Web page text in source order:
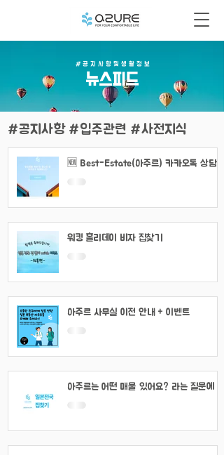
# 공 지 사 항 및 생 활 정 보
​뉴스피드
#공지사항 #입주관련 #사전지식
🆕 Best-Estate(아주르) 카카오톡 상담
워킹 홀리데이 비자 집찾기
아주르 사무실 이전 안내 + 이벤트
아주르는 어떤 매물 있어요? 라는 질문에 대